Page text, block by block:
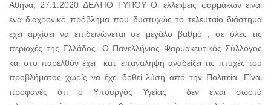
Αθήνα, 27.1.2020 ΔΕΛΤΙΟ ΤΥΠΟΥ Οι ελλείψεις φαρμάκων είναι
ένα διαχρονικό πρόβλημα που δυστυχώς το τελευταίο διάστημα
έχει αρχίσει να επιδεινώνεται σε μεγάλο βαθμό , σε όλες τις
περιοχές της Ελλάδος. O Πανελλήνιος Φαρμακευτικός Σύλλογος
και στο παρελθόν έχει κατ’ επανάληψη αναδείξει τις πτυχές του
προβλήματος χωρίς να έχει δοθεί λύση από την Πολιτεία. Είναι
προφανές ότι ο Υπουργός Υγείας δεν είναι σωστά